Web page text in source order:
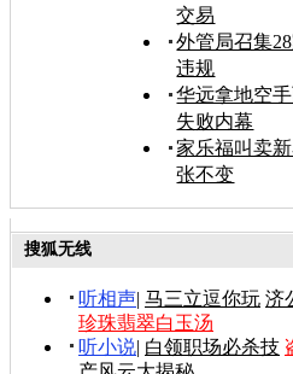
交易
外管局召集
违规
华远拿地空
失败内幕
家乐福叫卖
张不变
搜狐无线
听相声| 马三立逗你玩 济
珍珠翡翠白玉汤
听小说| 白领职场必杀技